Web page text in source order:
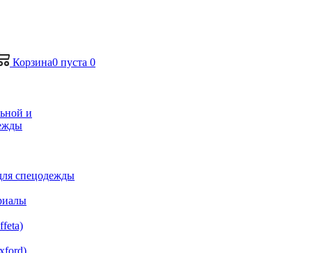
Корзина0 пуста 0
и
спецодежды